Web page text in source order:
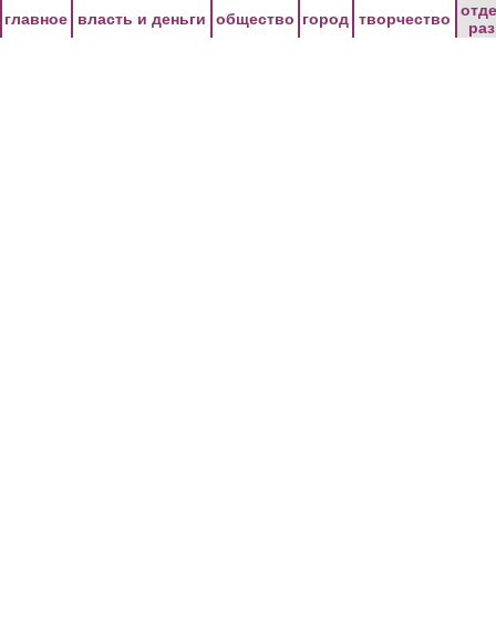
главное власть и деньги общество город творчество